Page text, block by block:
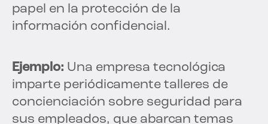
papel en la protección de la
información confidencial.
Ejemplo: Una empresa tecnológica
imparte periódicamente talleres de
concienciación sobre seguridad para
sus empleados, que abarcan temas